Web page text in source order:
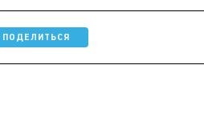
ПОДЕЛИТЬСЯ